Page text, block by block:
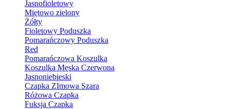
Jasnofioletowy
Miętowo zielony
Żółty
Fioletowy Poduszka
Pomarańczowy Poduszka
Red
Pomarańczowa Koszulka
Koszulka Męska Czerwona
Jasnoniebieski
Czapka ZImowa Szara
Różowa Czapka
Fuksja Czapka